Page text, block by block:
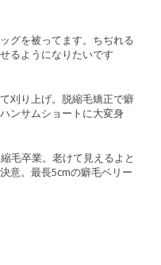
グを被ってます。ちぢれる
るようになりたいです
刈り上げ。脱縮毛矯正で癖
ンサムショートに大変身
毛卒業。老けて見えるよと
意。最長5cmの癖毛ベリー